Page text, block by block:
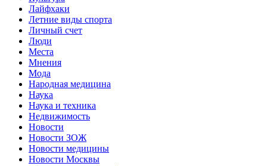
Лайфхаки
Летние виды спорта
Личный счет
Люди
Места
Мнения
Мода
Народная медицина
Наука
Наука и техника
Недвижимость
Новости
Новости ЗОЖ
Новости медицины
Новости Москвы